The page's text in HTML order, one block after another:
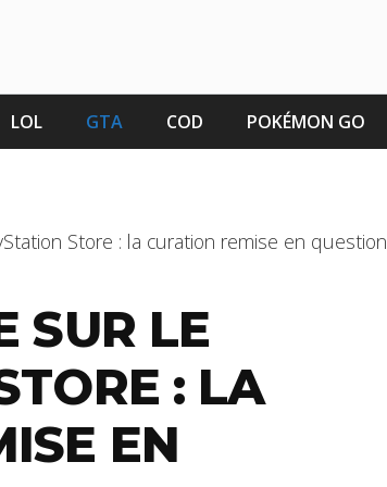
LOL GTA COD POKÉMON GO
Store : la curation remise en question
SUR LE
: LA
EN